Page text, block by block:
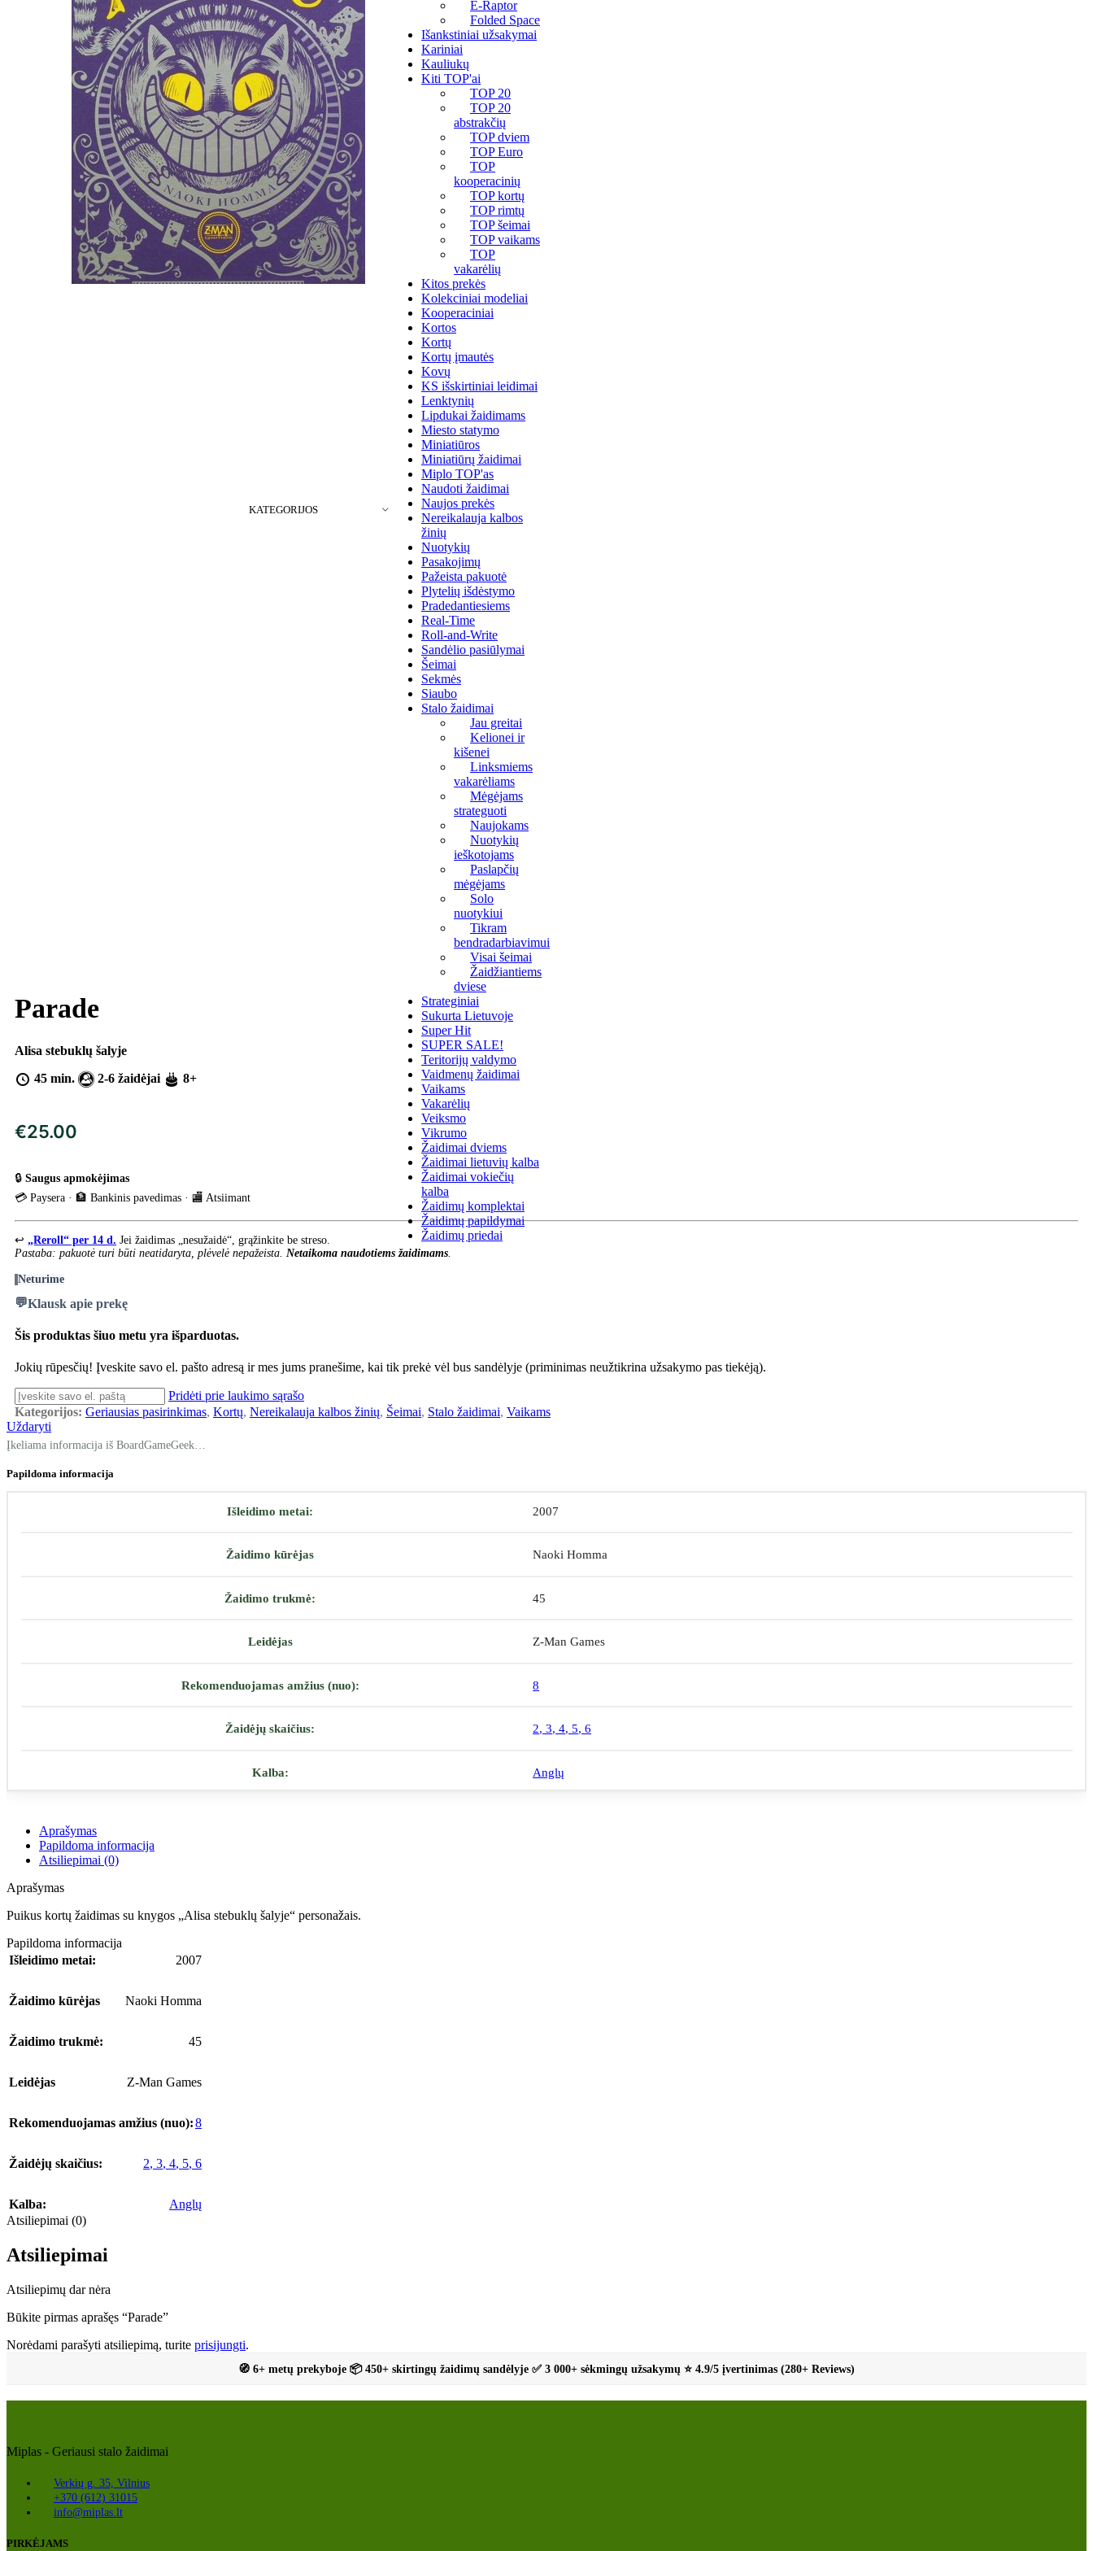
KATEGORIJOS
E-Raptor
Folded Space
Išankstiniai užsakymai
Kariniai
Kauliukų
Kiti TOP'ai
TOP 20
TOP 20
abstrakčių
TOP dviem
TOP Euro
TOP
kooperacinių
TOP kortų
TOP rimtų
TOP šeimai
TOP vaikams
TOP
vakarėlių
Kitos prekės
Kolekciniai modeliai
Kooperaciniai
Kortos
Kortų
Kortų įmautės
Kovų
KS išskirtiniai leidimai
Lenktynių
Lipdukai žaidimams
Miesto statymo
Miniatiūros
Miniatiūrų žaidimai
Miplo TOP'as
Naudoti žaidimai
Naujos prekės
Nereikalauja kalbos
žinių
Nuotykių
Pasakojimų
Pažeista pakuotė
Plytelių išdėstymo
Pradedantiesiems
Real-Time
Roll-and-Write
Sandėlio pasiūlymai
Šeimai
Sekmės
Siaubo
Stalo žaidimai
Jau greitai
Kelionei ir
kišenei
Linksmiems
vakarėliams
Mėgėjams
strateguoti
Naujokams
Nuotykių
ieškotojams
Paslapčių
mėgėjams
Solo
nuotykiui
Tikram
bendradarbiavimui
Visai šeimai
Žaidžiantiems
dviese
Strateginiai
Sukurta Lietuvoje
Super Hit
SUPER SALE!
Teritorijų valdymo
Vaidmenų žaidimai
Vaikams
Vakarėlių
Veiksmo
Vikrumo
Žaidimai dviems
Žaidimai lietuvių kalba
Žaidimai vokiečių
kalba
Žaidimų komplektai
Žaidimų papildymai
Žaidimų priedai
Parade
Alisa stebuklų šalyje
45 min.
2-6 žaidėjai 8+
€25.00
🔒 Saugus apmokėjimas
💳 Paysera · 🏦 Bankinis pavedimas · 🏬 Atsiimant
↩️ „Reroll“ per 14 d. Jei žaidimas „nesužaidė“, grąžinkite be streso.
Pastaba: pakuotė turi būti neatidaryta, plėvelė nepažeista. Netaikoma naudotiems žaidimams
Neturime
Klausk apie prekę
Šis produktas šiuo metu yra išparduotas.
Jokių rūpesčių! Įveskite savo el. pašto adresą ir mes jums pranešime, kai tik prekė vėl bus sandėlyje (priminimas neužtikrina užsakymo pas tiekėją).
Pridėti prie laukimo sąrašo
Kategorijos: Geriausias pasirinkimas, Kortų, Nereikalauja kalbos žinių, Šeimai, Stalo žaidimai, Vaikams
Uždaryti
Įkeliama informacija iš BoardGameGeek…
Papildoma informacija
Išleidimo metai: 2007
Žaidimo kūrėjas Naoki Homma
Žaidimo trukmė: 45
Leidėjas Z-Man Games
Rekomenduojamas amžius (nuo): 8
Žaidėjų skaičius: 2,3,4,5,6
Kalba: Anglų
Aprašymas
Papildoma informacija
Atsiliepimai (0)
Aprašymas
Puikus kortų žaidimas su knygos „Alisa stebuklų šalyje“ personažais.
Papildoma informacija
Išleidimo metai:
2007
Žaidimo kūrėjas Naoki Homma
Žaidimo trukmė: 45
Leidėjas Z-Man Games
Rekomenduojamas amžius (nuo):8
Žaidėjų skaičius: 2, 3, 4, 5, 6
Kalba:
Anglų
Atsiliepimai (0)
Atsiliepimai
Atsiliepimų dar nėra
Būkite pirmas aprašęs “Parade”
Norėdami parašyti atsiliepimą, turite prisijungti.
🧭 6+ metų prekyboje 📦 450+ skirtingų žaidimų sandėlyje ✅ 3 000+ sėkmingų užsakymų ⭐ 4.9/5 įvertinimas (280+ Reviews)
Miplas - Geriausi stalo žaidimai
Verkių g. 35, Vilnius
+370 (612) 31015
info@miplas.lt
PIRKĖJAMS